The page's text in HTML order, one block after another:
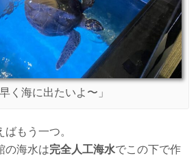
早く海に出たいよ〜」
もう一つ。
の海水は完全人工海水でこの下で作